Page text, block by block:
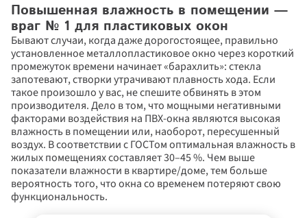
Повышенная влажность в помещении —
враг № 1 для пластиковых окон
Бывают случаи, когда даже дорогостоящее, правильно
установленное металлопластиковое окно через короткий
промежуток времени начинает «барахлить»: стекла
запотевают, створки утрачивают плавность хода. Если
такое произошло у вас, не спешите обвинять в этом
производителя. Дело в том, что мощными негативными
факторами воздействия на ПВХ-окна являются высокая
влажность в помещении или, наоборот, пересушенный
воздух. В соответствии с ГОСТом оптимальная влажность в
жилых помещениях составляет 30–45 %. Чем выше
показатели влажности в квартире/доме, тем больше
вероятность того, что окна со временем потеряют свою
функциональность.